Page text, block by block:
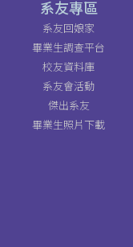
系友專區
系友回娘家
畢業生調查平台
校友資料庫
系友會活動
傑出系友
畢業生照片下載